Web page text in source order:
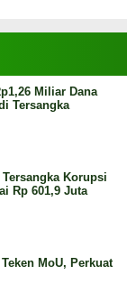
Miliar Dana
Tersangka
Korupsi
Rp 601,9 Juta
MoU, Perkuat